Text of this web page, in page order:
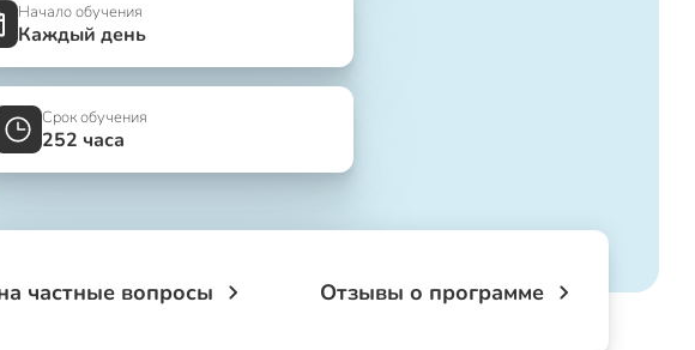
Начало обучения
Каждый день
Срок обучения
252 часа
частные вопросы Отзывы о программе